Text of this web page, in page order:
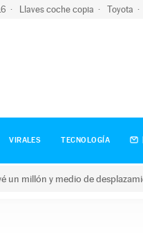
Llaves coche copia Toyota
VIRALES TECNOLOGÍA
un millón y medio de